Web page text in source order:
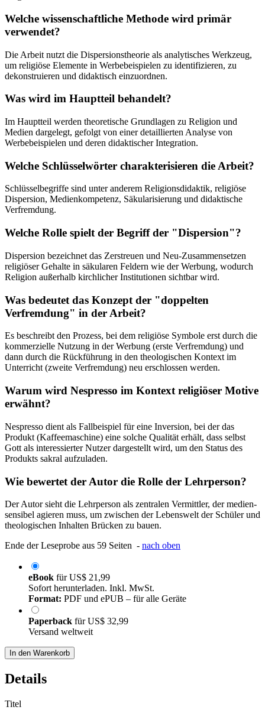
Welche wissenschaftliche Methode wird primär
verwendet?
Die Arbeit nutzt die Dispersionstheorie als analytisches Werkzeug,
um religiöse Elemente in Werbebeispielen zu identifizieren, zu
dekonstruieren und didaktisch einzuordnen.
Was wird im Hauptteil behandelt?
Im Hauptteil werden theoretische Grundlagen zu Religion und
Medien dargelegt, gefolgt von einer detaillierten Analyse von
Werbebeispielen und deren didaktischer Integration.
Welche Schlüsselwörter charakterisieren die Arbeit?
Schlüsselbegriffe sind unter anderem Religionsdidaktik, religiöse
Dispersion, Medienkompetenz, Säkularisierung und didaktische
Verfremdung.
Welche Rolle spielt der Begriff der "Dispersion"?
Dispersion bezeichnet das Zerstreuen und Neu-Zusammensetzen
religiöser Gehalte in säkularen Feldern wie der Werbung, wodurch
Religion außerhalb kirchlicher Institutionen sichtbar wird.
Was bedeutet das Konzept der "doppelten
Verfremdung" in der Arbeit?
Es beschreibt den Prozess, bei dem religiöse Symbole erst durch die
kommerzielle Nutzung in der Werbung (erste Verfremdung) und
dann durch die Rückführung in den theologischen Kontext im
Unterricht (zweite Verfremdung) neu erschlossen werden.
Warum wird Nespresso im Kontext religiöser Motive
erwähnt?
Nespresso dient als Fallbeispiel für eine Inversion, bei der das
Produkt (Kaffeemaschine) eine solche Qualität erhält, dass selbst
Gott als interessierter Nutzer dargestellt wird, um den Status des
Produkts sakral aufzuladen.
Wie bewertet der Autor die Rolle der Lehrperson?
Der Autor sieht die Lehrperson als zentralen Vermittler, der medien-
sensibel agieren muss, um zwischen der Lebenswelt der Schüler und
theologischen Inhalten Brücken zu bauen.
Ende der Leseprobe aus 59 Seiten - nach oben
eBook fürUS$ 21,99
Sofort herunterladen. Inkl. MwSt.
Format: PDF und ePUB – für alle Geräte
Paperback fürUS$ 32,99
Versand weltweit
In den Warenkorb
Details
Titel